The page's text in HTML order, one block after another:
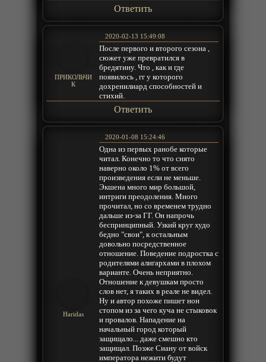
Ответить
ПРИКОЛЬЧИ
К
2020-02-13 15:49:08
После первого и второго сезона ,
сюжет уже превратился в
бредятину. Что , как и где
появилось , гг у которого
дохренилиард способностей и
стихий.
Ответить
Haridas
2020-01-08 15:24:46
Одна из первых ранобе которые
читал. Конечно то что снято
наверно около 1% от всего
произведения если не меньше.
Экшена много мир большой,
интриги преодоления. Много
прочитал, но со временем трудно
дальше из-за ГГ. Он напрочь
беспринципный. Узкий круг худо
бедно "свои", к остальным
довольно посредственное
отношение. Поведение подростка с
родителями алигархами в плохом
варианте. Очень неприятно.
Отношение к девушкам просто
слов нет, я таких в реале не видел.
Ну и автор похоже пишет нон
стопом из за чего куча не стыковок
и провалов. Нападение на
начальный город который
защищало... даже смешно кто
защищал. Позже Сиану от войск
императора нежити будут